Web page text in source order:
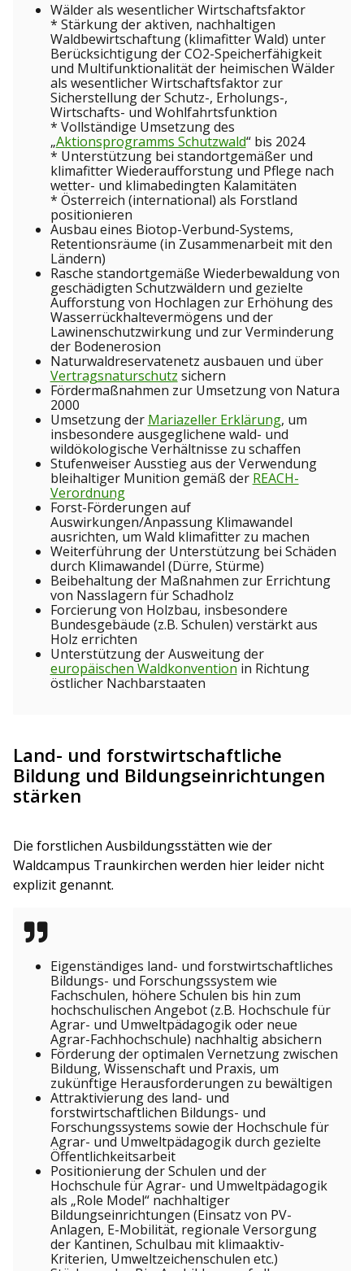
Wälder als wesentlicher Wirtschaftsfaktor
* Stärkung der aktiven, nachhaltigen
Waldbewirtschaftung (klimafitter Wald) unter
Berücksichtigung der CO2-Speicherfähigkeit
und Multifunktionalität der heimischen Wälder
als wesentlicher Wirtschaftsfaktor zur
Sicherstellung der Schutz-, Erholungs-,
Wirtschafts- und Wohlfahrtsfunktion
* Vollständige Umsetzung des
„Aktionsprogramms Schutzwald“ bis 2024
* Unterstützung bei standortgemäßer und
klimafitter Wiederaufforstung und Pflege nach
wetter- und klimabedingten Kalamitäten
* Österreich (international) als Forstland
positionieren
Ausbau eines Biotop-Verbund-Systems,
Retentionsräume (in Zusammenarbeit mit den
Ländern)
Rasche standortgemäße Wiederbewaldung von
geschädigten Schutzwäldern und gezielte
Aufforstung von Hochlagen zur Erhöhung des
Wasserrückhaltevermögens und der
Lawinenschutzwirkung und zur Verminderung
der Bodenerosion
Naturwaldreservatenetz ausbauen und über
Vertragsnaturschutz sichern
Fördermaßnahmen zur Umsetzung von Natura
2000
Umsetzung der Mariazeller Erklärung, um
insbesondere ausgeglichene wald- und
wildökologische Verhältnisse zu schaffen
Stufenweiser Ausstieg aus der Verwendung
bleihaltiger Munition gemäß der REACH-
Verordnung
Forst-Förderungen auf
Auswirkungen/Anpassung Klimawandel
ausrichten, um Wald klimafitter zu machen
Weiterführung der Unterstützung bei Schäden
durch Klimawandel (Dürre, Stürme)
Beibehaltung der Maßnahmen zur Errichtung
von Nasslagern für Schadholz
Forcierung von Holzbau, insbesondere
Bundesgebäude (z.B. Schulen) verstärkt aus
Holz errichten
Unterstützung der Ausweitung der
europäischen Waldkonvention in Richtung
östlicher Nachbarstaaten
Land- und forstwirtschaftliche
Bildung und Bildungseinrichtungen
stärken
Die forstlichen Ausbildungsstätten wie der
Waldcampus Traunkirchen werden hier leider nicht
explizit genannt.
Eigenständiges land- und forstwirtschaftliches
Bildungs- und Forschungssystem wie
Fachschulen, höhere Schulen bis hin zum
hochschulischen Angebot (z.B. Hochschule für
Agrar- und Umweltpädagogik oder neue
Agrar-Fachhochschule) nachhaltig absichern
Förderung der optimalen Vernetzung zwischen
Bildung, Wissenschaft und Praxis, um
zukünftige Herausforderungen zu bewältigen
Attraktivierung des land- und
forstwirtschaftlichen Bildungs- und
Forschungssystems sowie der Hochschule für
Agrar- und Umweltpädagogik durch gezielte
Öffentlichkeitsarbeit
Positionierung der Schulen und der
Hochschule für Agrar- und Umweltpädagogik
als „Role Model“ nachhaltiger
Bildungseinrichtungen (Einsatz von PV-
Anlagen, E-Mobilität, regionale Versorgung
der Kantinen, Schulbau mit klimaaktiv-
Kriterien, Umweltzeichenschulen etc.)